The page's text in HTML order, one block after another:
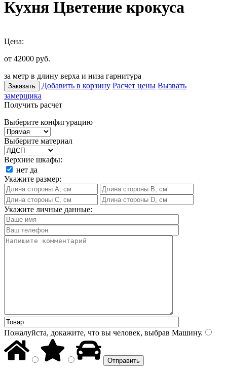
Кухня Цветение крокуса
Цена:
от 42000 руб.
за метр в длину верха и низа гарнитура
Заказать Добавить в корзину Расчет цены Вызвать
замерщика
Получить расчет
Выберите конфигурацию
Выберите материал
Верхние шкафы:
нет да
Укажите размер:
Укажите личные данные:
Пожалуйста, докажите, что вы человек, выбрав Машину.